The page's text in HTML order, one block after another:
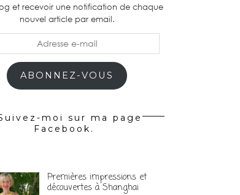
et recevoir une notification de chaque
nouvel article par email.
ABONNEZ-VOUS
moi sur ma page
Facebook.
Premières impressions et
découvertes à Shanghai